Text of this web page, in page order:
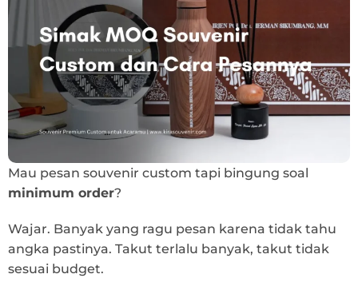
Mau pesan souvenir custom tapi bingung soal
minimum order?
Wajar. Banyak yang ragu pesan karena tidak tahu
angka pastinya. Takut terlalu banyak, takut tidak
sesuai budget.